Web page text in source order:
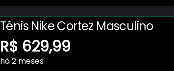
Tênis Nike Cortez Masculino
R$ 629,99
há 2 meses